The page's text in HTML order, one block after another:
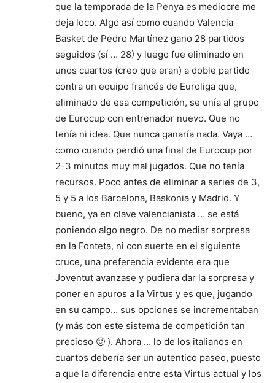
que la temporada de la Penya es mediocre me
deja loco. Algo así como cuando Valencia
Basket de Pedro Martínez gano 28 partidos
seguidos (sí … 28) y luego fue eliminado en
unos cuartos (creo que eran) a doble partido
contra un equipo francés de Euroliga que,
eliminado de esa competición, se unía al grupo
de Eurocup con entrenador nuevo. Que no
tenía ni idea. Que nunca ganaría nada. Vaya …
como cuando perdió una final de Eurocup por
2-3 minutos muy mal jugados. Que no tenía
recursos. Poco antes de eliminar a series de 3,
5 y 5 a los Barcelona, Baskonia y Madrid. Y
bueno, ya en clave valencianista … se está
poniendo algo negro. De no mediar sorpresa
en la Fonteta, ni con suerte en el siguiente
cruce, una preferencia evidente era que
Joventut avanzase y pudiera dar la sorpresa y
poner en apuros a la Virtus y es que, jugando
en su campo… sus opciones se incrementaban
(y más con este sistema de competición tan
precioso 🙂 ). Ahora … lo de los italianos en
cuartos debería ser un autentico paseo, puesto
a que la diferencia entre esta Virtus actual y los